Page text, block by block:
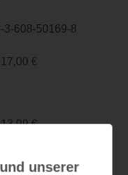
3-608-50169-8
17,00 €
13,99 €
unserer